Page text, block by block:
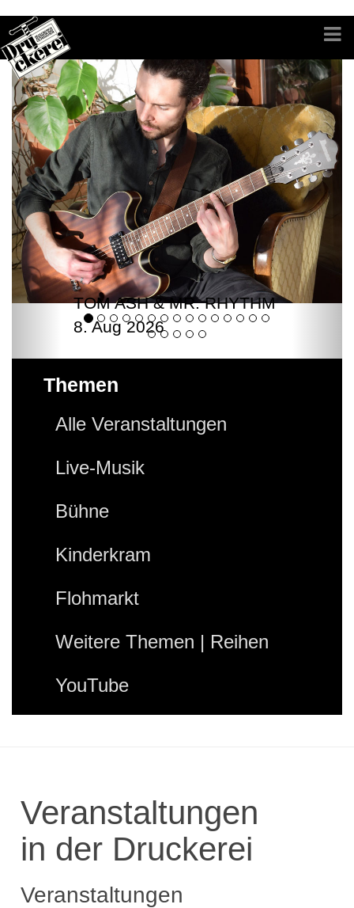
TOM ASH & MR. RHYTHM
8. Aug 2026
Themen
Alle Veranstaltungen
Live-Musik
Bühne
Kinderkram
Flohmarkt
Weitere Themen | Reihen
YouTube
Veranstaltungen
in der Druckerei
Veranstaltungen